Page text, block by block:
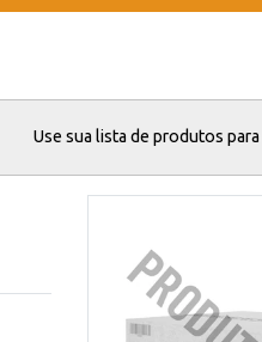
Use sua lista de produtos